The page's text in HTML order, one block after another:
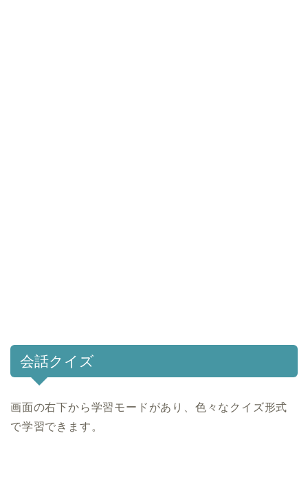
会話クイズ
画面の右下から学習モードがあり、色々なクイズ形式
で学習できます。